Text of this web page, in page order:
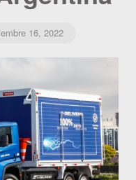
16, 2022